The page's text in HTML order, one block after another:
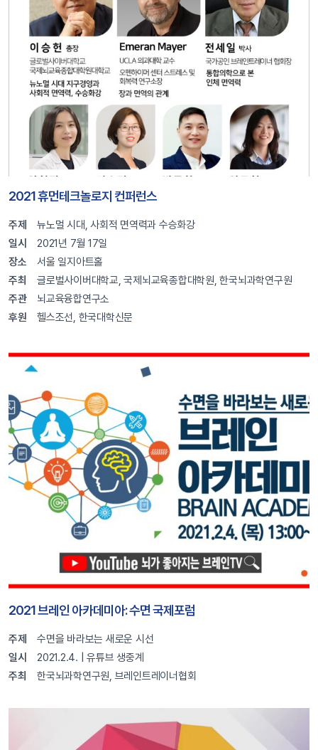
2021 휴먼테크놀로지 컨퍼런스
주제
뉴노멀 시대, 사회적 면역력과 수승화강
일시
2021년 7월 17일
장소
서울 일지아트홀
주최
글로벌사이버대학교, 국제뇌교육종합대학원, 한국뇌과학연구원
주관
뇌교육융합연구소
후원
헬스조선, 한국대학신문
2021 브레인 아카데미아: 수면 국제포럼
주제
수면을 바라보는 새로운 시선
일시
2021.2.4. | 유튜브 생중계
주최
한국뇌과학연구원, 브레인트레이너협회